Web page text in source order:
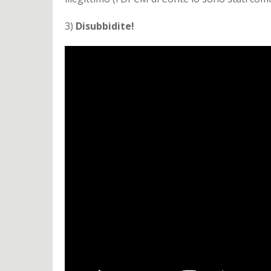
3) Disubbidite!